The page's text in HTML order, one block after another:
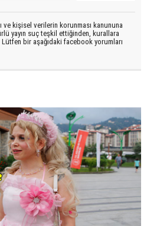
ve kişisel verilerin korunması kanununa
yayın suç teşkil ettiğinden, kurallara
Lütfen bir aşağıdaki facebook yorumları